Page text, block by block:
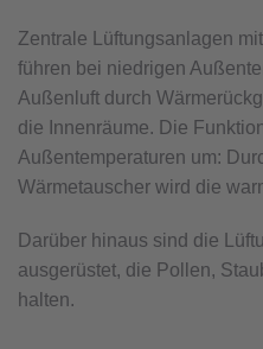
Zentrale Lüftungsanlagen
führen bei niedrigen
Außenluft durch
die Innenräume. Die
Außentemperaturen um:
Wärmetauscher wird die
Darüber hinaus sind die
ausgerüstet, die Pollen,
halten.